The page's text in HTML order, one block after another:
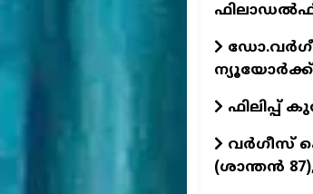
ന്യൂയോര്‍ക്ക്
ഫിലിപ്പ്
വർഗീസ്
(ശാന്തൻ